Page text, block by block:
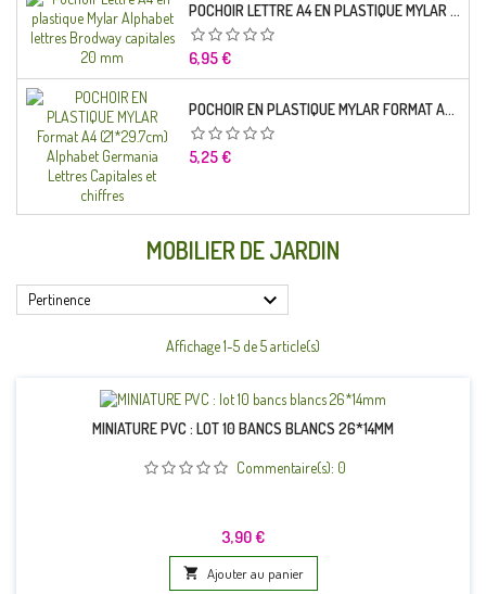
POCHOIR LETTRE A4 EN PLASTIQUE MYLAR ALPHABET LETTRES BRODWAY CAPITALES 20 MM
Prix
6,95 €
POCHOIR EN PLASTIQUE MYLAR FORMAT A4 (21*29.7CM) ALPHABET GERMANICA LETTRES CAPITALES ET CHIFFRES
Prix
5,25 €
MOBILIER DE JARDIN
Pertinence 
Affichage 1-5 de 5 article(s)
MINIATURE PVC : LOT 10 BANCS BLANCS 26*14MM
Commentaire(s): 0
Prix
3,90 €
 Ajouter au panier